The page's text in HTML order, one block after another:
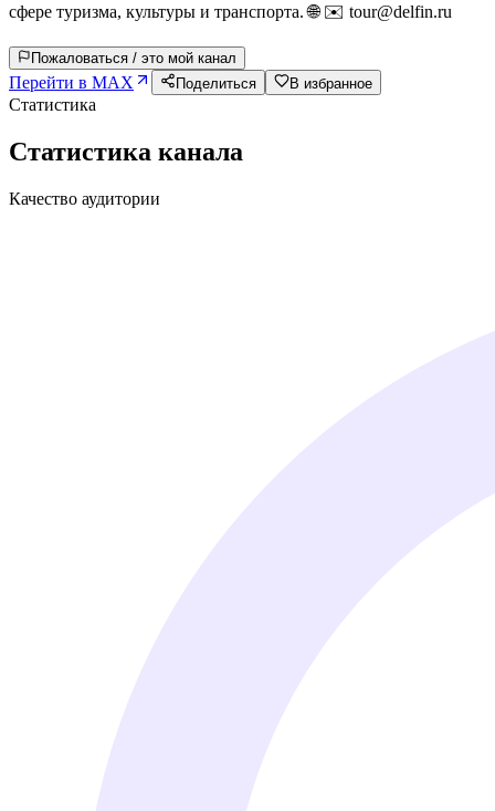
сфере туризма, культуры и транспорта. 🌐 ✉️ tour@delfin.ru
Пожаловаться / это мой канал
Перейти в MAX Поделиться В избранное
Статистика
Статистика канала
Качество аудитории